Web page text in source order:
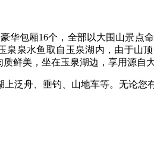
华包厢16个，全部以大围山景
泉泉水鱼取自玉泉湖内，由于山
鲜美，坐在玉泉湖边，享用源自
泛舟、垂钓、山地车等。无论您